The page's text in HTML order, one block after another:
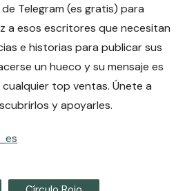
Telegram (es gratis) para
a esos escritores que necesitan
e historias para publicar sus
un hueco y su mensaje es
top ventas. Únete a
y apoyarles.